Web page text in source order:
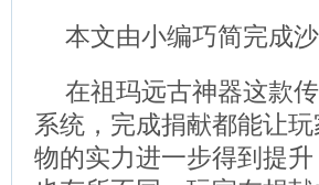
本文由小编巧简完成
在祖玛远古神器这款
系统，完成捐献都能让
物的实力进一步得到提